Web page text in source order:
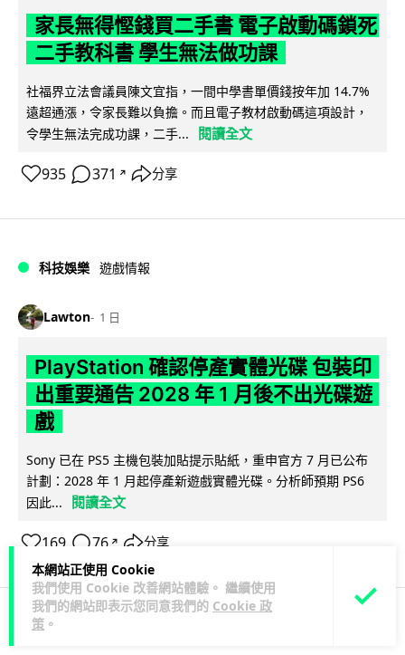
本網站正使用 Cookie
我們使用 Cookie 改善網站體驗。 繼續使用
我們的網站即表示您同意我們的 Cookie 政
策 。
家長無得慳錢買二手書 電子啟動碼鎖死
二手教科書 學生無法做功課
社福界立法會議員陳文宜指，一間中學書單價錢按年加 14.7%
遠超通漲，令家長難以負擔。而且電子教材啟動碼這項設計，
令學生無法完成功課，二手...
閱讀全文
935 371 ↗ 分享
科技娛樂 遊戲情報
Lawton 1 日
PlayStation 確認停產實體光碟 包裝印
出重要通告 2028 年 1 月後不出光碟遊
戲
Sony 已在 PS5 主機包裝加貼提示貼紙，重申官方 7 月已公布
計劃：2028 年 1 月起停產新遊戲實體光碟。分析師預期 PS6
因此...
閱讀全文
169 76 ↗ 分享
人工智能